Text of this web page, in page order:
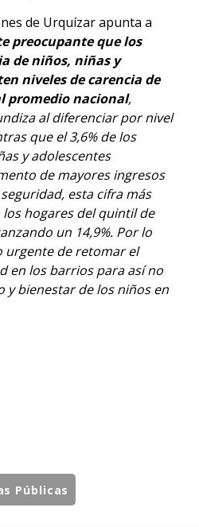
de Urquízar apunta a
preocupante que los
de niños, niñas y
niveles de carencia de
promedio nacional,
al diferenciar por nivel
que el 3,6% de los
y adolescentes
de mayores ingresos
esta cifra más
hogares del quintil de
un 14,9%. Por lo
urgente de retomar el
en los barrios para así no
y bienestar de los niños en
Públicas